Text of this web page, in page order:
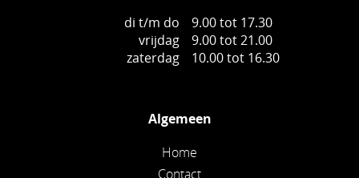
di t/m do
9.00 tot 17.30
vrijdag
9.00 tot 21.00
zaterdag
10.00 tot 16.30
Algemeen
Home
Contact